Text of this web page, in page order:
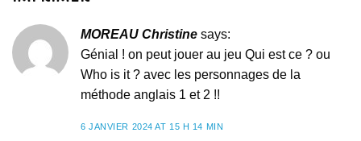
MOREAU Christine says:
Génial ! on peut jouer au jeu Qui est ce ? ou
Who is it ? avec les personnages de la
méthode anglais 1 et 2 !!
6 JANVIER 2024 AT 15 H 14 MIN